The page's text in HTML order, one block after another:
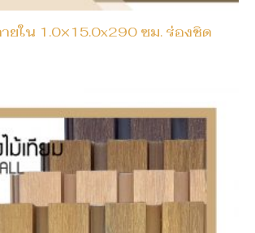
ยใน 1.0×15.0x290 ซม. ร่องชิด